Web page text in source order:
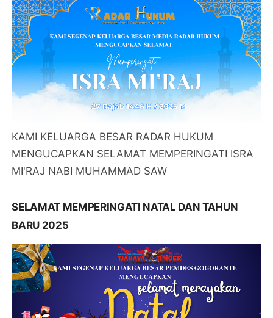
KAMI KELUARGA BESAR RADAR HUKUM
MENGUCAPKAN SELAMAT MEMPERINGATI ISRA
MI'RAJ NABI MUHAMMAD SAW
SELAMAT MEMPERINGATI NATAL DAN TAHUN
BARU 2025